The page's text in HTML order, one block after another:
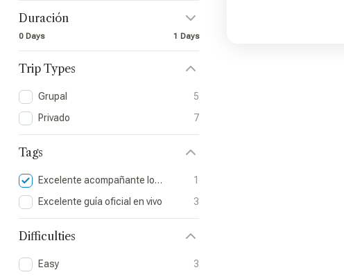
Duración
0 Days 1 Days
Trip Types
Grupal
5
Privado
7
Tags
Excelente acompañante local
1
Excelente guía oficial en vivo
3
Difficulties
Easy 3